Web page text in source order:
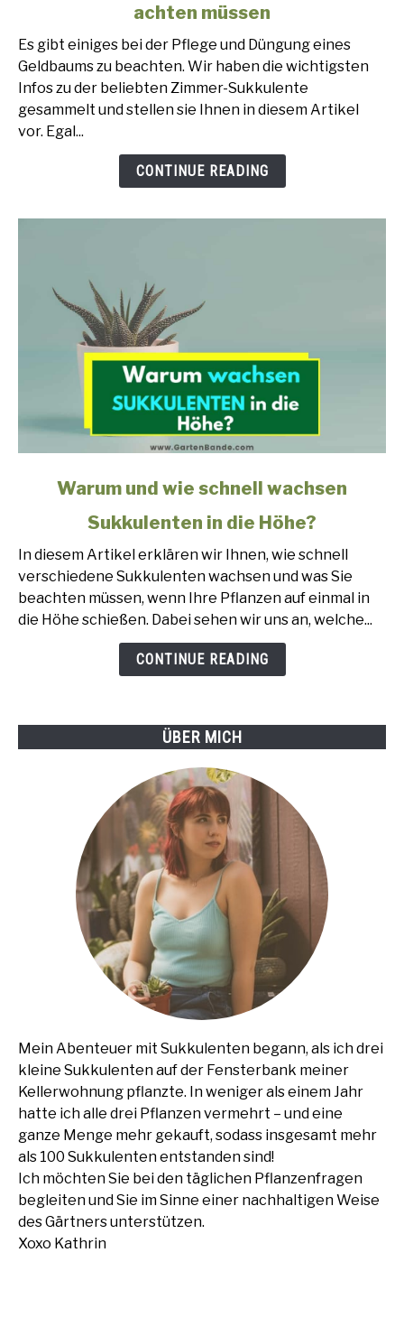
Richtig
Düngen
–
Sie
achten
achten müssen
Es gibt einiges bei der Pflege und Düngung eines
Geldbaums zu beachten. Wir haben die wichtigsten
Infos zu der beliebten Zimmer-Sukkulente
gesammelt und stellen sie Ihnen in diesem Artikel
vor. Egal...
CONTINUE READING
und
schnell
wachsen
Warum und wie schnell wachsen
Sukkulenten in die Höhe?
In diesem Artikel erklären wir Ihnen, wie schnell
verschiedene Sukkulenten wachsen und was Sie
beachten müssen, wenn Ihre Pflanzen auf einmal in
die Höhe schießen. Dabei sehen wir uns an, welche...
CONTINUE READING
ÜBER MICH
Mein Abenteuer mit Sukkulenten begann, als ich drei
kleine Sukkulenten auf der Fensterbank meiner
Kellerwohnung pflanzte. In weniger als einem Jahr
hatte ich alle drei Pflanzen vermehrt – und eine
ganze Menge mehr gekauft, sodass insgesamt mehr
als 100 Sukkulenten entstanden sind!
Ich möchten Sie bei den täglichen Pflanzenfragen
begleiten und Sie im Sinne einer nachhaltigen Weise
des Gärtners unterstützen.
Xoxo Kathrin